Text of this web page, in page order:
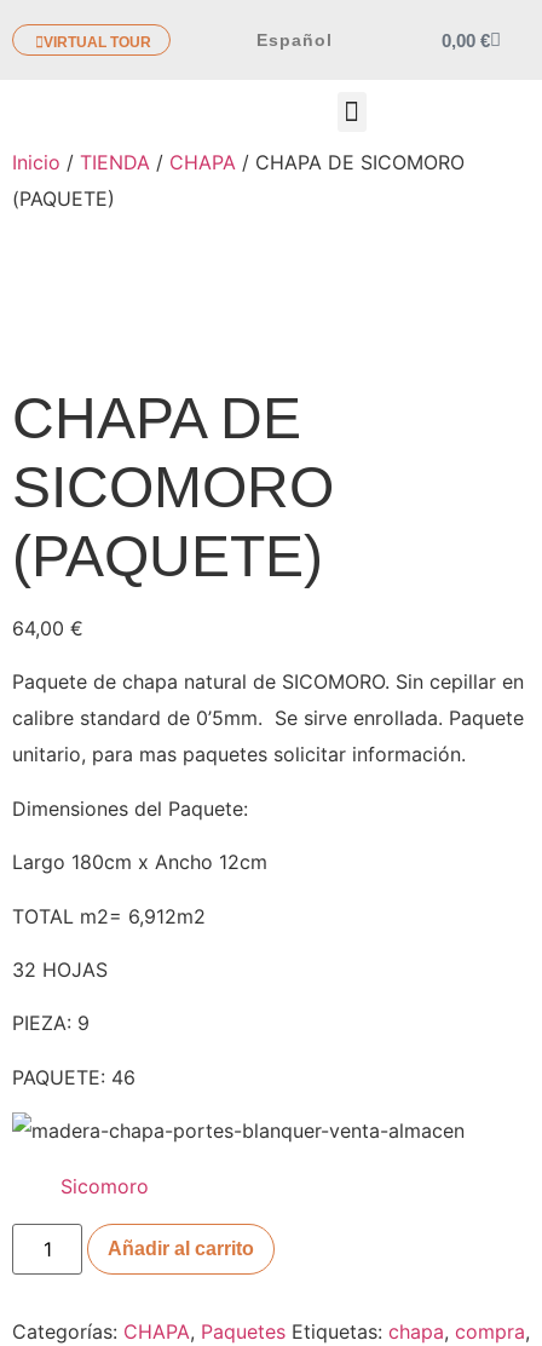
VIRTUAL TOUR Español 0,00 €
Inicio / TIENDA / CHAPA / CHAPA DE SICOMORO
(PAQUETE)
CHAPA DE
SICOMORO
(PAQUETE)
64,00 €
Paquete de chapa natural de SICOMORO. Sin cepillar en
calibre standard de 0’5mm. Se sirve enrollada. Paquete
unitario, para mas paquetes solicitar información.
Dimensiones del Paquete:
Largo 180cm x Ancho 12cm
TOTAL m2= 6,912m2
32 HOJAS
PIEZA: 9
PAQUETE: 46
Sicomoro
Añadir al carrito
Categorías: CHAPA, Paquetes Etiquetas: chapa, compra,